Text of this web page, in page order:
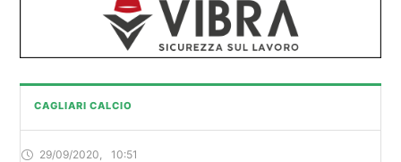
CAGLIARI CALCIO
29/09/2020 10:51